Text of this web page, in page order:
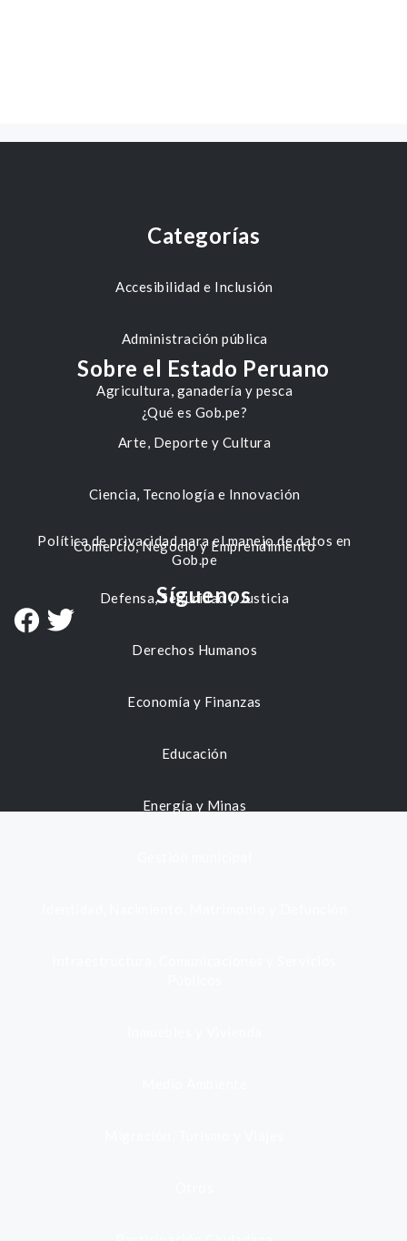
Categorías
Accesibilidad e Inclusión
Administración pública
Agricultura, ganadería y pesca
Arte, Deporte y Cultura
Ciencia, Tecnología e Innovación
Comercio, Negocio y Emprendimiento
Defensa, Seguridad y Justicia
Derechos Humanos
Economía y Finanzas
Educación
Energía y Minas
Sobre el Estado Peruano
¿Qué es Gob.pe?
Política de privacidad para el manejo de datos en
Gob.pe
Síguenos